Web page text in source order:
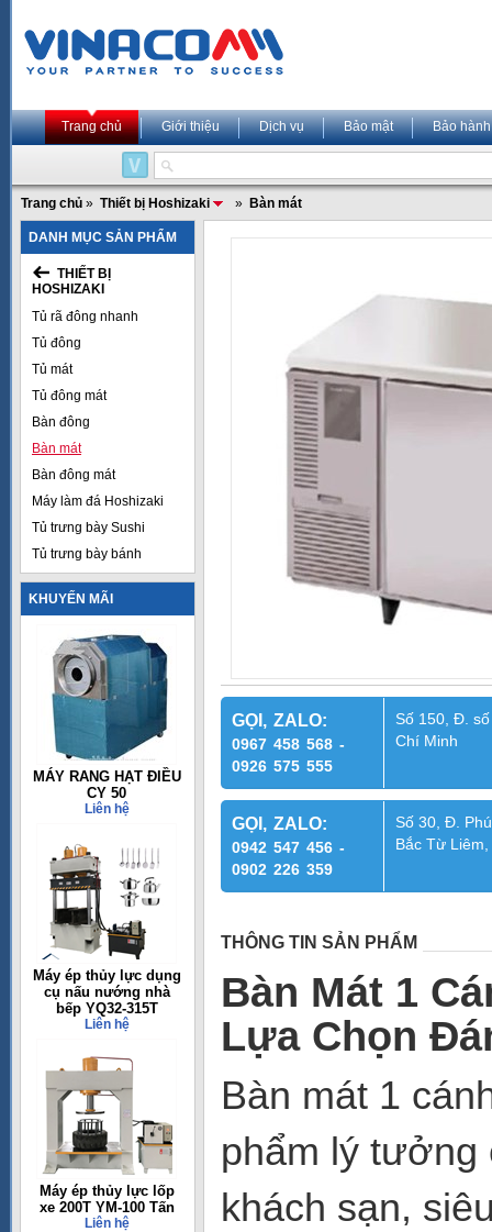
Trang chủ Giới thiệu Dịch vụ Bảo mật Bảo hành
Trang chủ » Thiết bị Hoshizaki » Bàn mát
DANH MỤC SẢN PHẨM
THIẾT BỊ
HOSHIZAKI
Tủ rã đông nhanh
Tủ đông
Tủ mát
Tủ đông mát
Bàn đông
Bàn mát
Bàn đông mát
Máy làm đá Hoshizaki
Tủ trưng bày Sushi
Tủ trưng bày bánh
KHUYẾN MÃI
MÁY RANG HẠT ĐIỀU
CY 50
Liên hệ
Máy ép thủy lực dụng
cụ nấu nướng nhà
bếp YQ32-315T
Liên hệ
Máy ép thủy lực lốp
xe 200T YM-100 Tấn
Liên hệ
GỌI, ZALO:
0967 458 568 -
0926 575 555
Số 150, Đ.
Chí Minh
GỌI, ZALO:
0942 547 456 -
0902 226 359
Số 30, Đ.
Bắc Từ
THÔNG TIN SẢN PHẨM
Bàn Mát 1
Lựa Chọn
Bàn mát 1
phẩm lý tưởng
khách sạn,